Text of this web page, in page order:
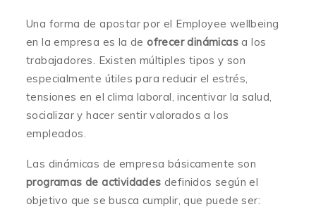
Una forma de apostar por el Employee wellbeing
en la empresa es la deofrecer dinámicas a los
trabajadores. Existen múltiples tipos y son
especialmente útiles para reducir el estrés,
tensiones en el clima laboral, incentivar la salud,
socializar y hacer sentir valorados a los
empleados.
Las dinámicas de empresa básicamente son
programas de actividades definidos según el
objetivo que se busca cumplir, que puede ser: